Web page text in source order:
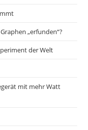
„erfunden“?
der Welt
mit mehr Watt